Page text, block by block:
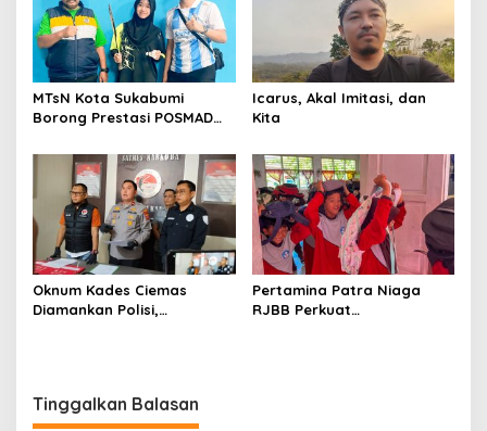
MTsN Kota Sukabumi
Borong Prestasi POSMAD
Kota ke Tingkat Jawa
Barat
Icarus, Akal Imitasi, dan
Kita
Oknum Kades Ciemas
Diamankan Polisi,
Pertamina Patra Niaga
RJBB Perkuat
Tinggalkan Balasan